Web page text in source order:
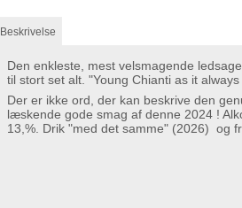
Beskrivelse
Den enkleste, mest velsmagende
til stort set alt. "Young Chianti as it
Der er ikke ord, der kan beskrive den
læskende gode smag af denne 2024 !
13,%. Drik "med det samme" (2026) og